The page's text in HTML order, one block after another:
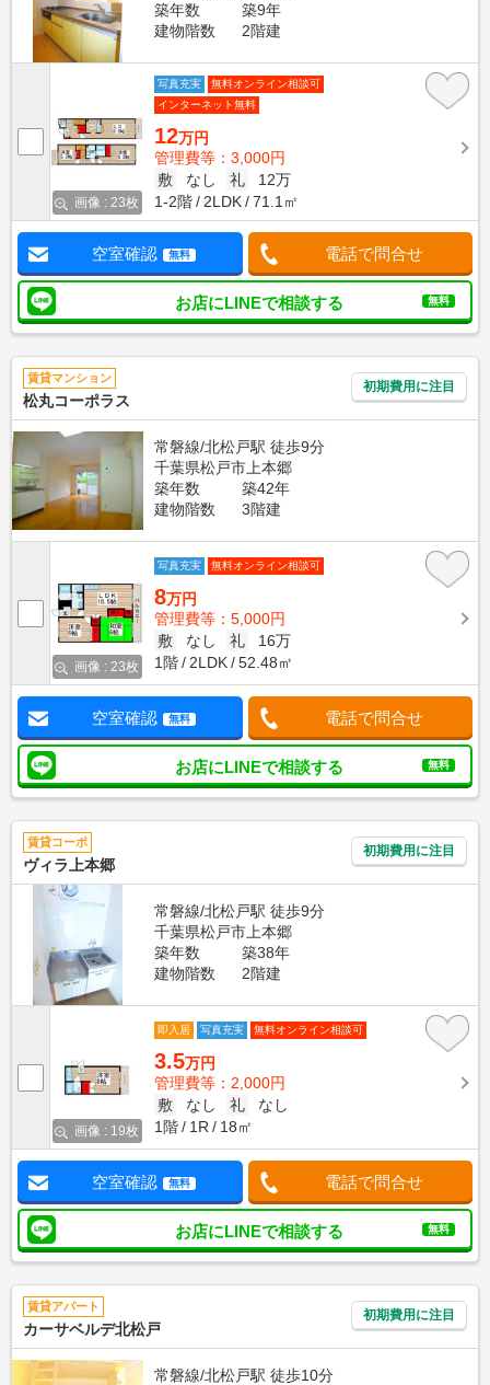
築年数
築9年
建物階数
2階建
画像 : 23枚
写真充実
無料オンライン相談可
インターネット無料
12万円
管理費等：3,000円
敷
なし 礼
12万
1-2階
2LDK 71.1㎡
空室確認 無料 電話で問合せ
お店にLINEで相談する 無料
賃貸マンション
松丸コーポラス
初期費用に注目
常磐線/北松戸駅 徒歩9分
千葉県松戸市上本郷
築年数
築42年
建物階数
3階建
画像 : 23枚
写真充実 無料オンライン相談可
8万円
管理費等：5,000円
敷
なし 礼
16万
1階
2LDK 52.48㎡
空室確認 無料 電話で問合せ
お店にLINEで相談する 無料
賃貸コーポ
ヴィラ上本郷
初期費用に注目
常磐線/北松戸駅 徒歩9分
千葉県松戸市上本郷
築年数
築38年
建物階数
2階建
画像 : 19枚
即入居 写真充実 無料オンライン相談可
3.5万円
管理費等：2,000円
敷
なし 礼
なし
1階
1R 18㎡
空室確認 無料 電話で問合せ
お店にLINEで相談する 無料
賃貸アパート
カーサベルデ北松戸
初期費用に注目
常磐線/北松戸駅 徒歩10分